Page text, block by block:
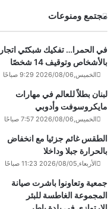
مجتمع ومنوعات
في الحمرا… تفكيك شبكتَي اتجار
بالأشخاص وتوقيف 14 شخصًا
الخميس,2026/08/06 9:29 صباحًا
لبنان بطلاً للعالم في مهارات
مايكروسوفت وأدوبي
الخميس,2026/08/06 7:57 صباحًا
الطقس غائم جزئيا مع انخفاض
بالحرارة جبلا وداخلا
الأربعاء,2026/08/05 11:23 صباحًا
جمعية وتعاونوا باشرت صيانة
المجموعة الغاطسة للبئر